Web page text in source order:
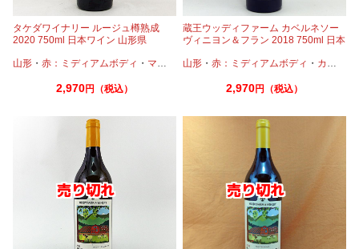
タケダワイナリー ルージュ樽熟成
2020 750ml 日本ワイン 山形県
山形 ・ 赤：ミディアムボディ ・ マスカットベーリーA
2,970円（税込）
蔵王ウッディファーム カベルネソー
ヴィニヨン＆フラン 2018 750ml 日本
山形 ・赤：ミディアムボディ ・ カベルネ
2,970円（税込）